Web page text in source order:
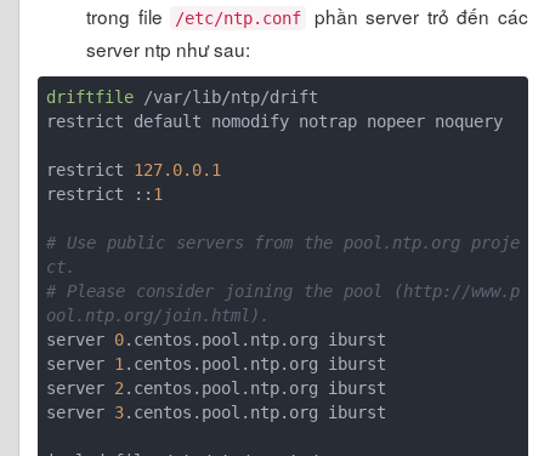
trong file
/etc/ntp.conf
phần server trỏ đến các
server ntp như sau:
driftfile /var/lib/ntp/drift
restrict default nomodify notrap nopeer noquery
restrict 127.0.0.1
restrict :: 1
# Use public servers from the pool.ntp.org proje
ct.
# Please consider joining the pool (http://www.p
ool.ntp.org/join.html).
server 0.centos.pool.ntp.org iburst
server 1 .centos.pool.ntp.org iburst
server 2 .centos.pool.ntp.org iburst
server 3.centos.pool.ntp.org iburst